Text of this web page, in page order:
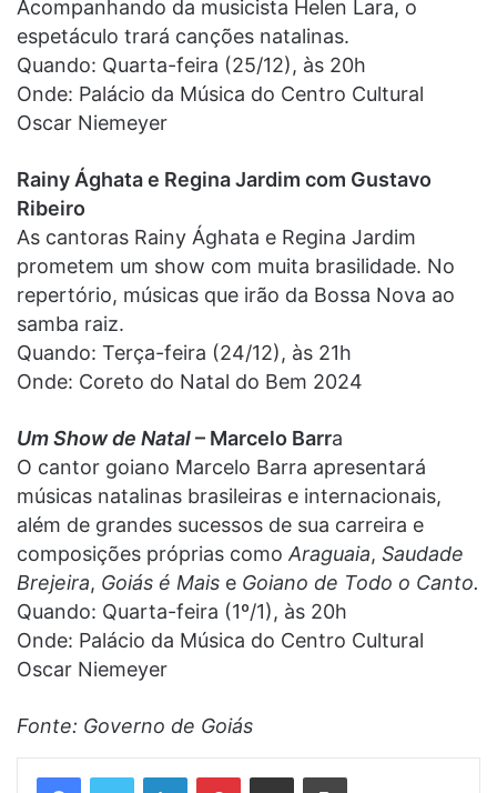
Acompanhando da musicista Helen Lara, o
espetáculo trará canções natalinas.
Quando: Quarta-feira (25/12), às 20h
Onde: Palácio da Música do Centro Cultural
Oscar Niemeyer
Rainy Ághata e Regina Jardim com Gustavo
Ribeiro
As cantoras Rainy Ághata e Regina Jardim
prometem um show com muita brasilidade. No
repertório, músicas que irão da Bossa Nova ao
samba raiz.
Quando: Terça-feira (24/12), às 21h
Onde: Coreto do Natal do Bem 2024
Um Show de Natal– Marcelo Barra
O cantor goiano Marcelo Barra apresentará
músicas natalinas brasileiras e internacionais,
além de grandes sucessos de sua carreira e
composições próprias como Araguaia, Saudade
Brejeira, Goiás é Mais e Goiano de Todo o Canto.
Quando: Quarta-feira (1º/1), às 20h
Onde: Palácio da Música do Centro Cultural
Oscar Niemeyer
Fonte: Governo de Goiás
LinkedinPinterestCompartilhar via e-mail Imprimir